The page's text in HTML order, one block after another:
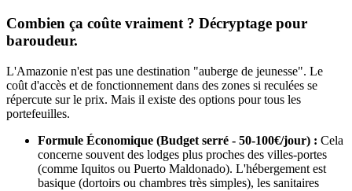
Combien ça coûte vraiment ? Décryptage pour
baroudeur.
L'Amazonie n'est pas une destination "auberge de jeunesse". Le
coût d'accès et de fonctionnement dans des zones si reculées se
répercute sur le prix. Mais il existe des options pour tous les
portefeuilles.
Formule Économique (Budget serré - 50-100€/jour) : Cela
concerne souvent des lodges plus proches des villes-portes
(comme Iquitos ou Puerto Maldonado). L'hébergement est
basique (dortoirs ou chambres très simples), les sanitaires